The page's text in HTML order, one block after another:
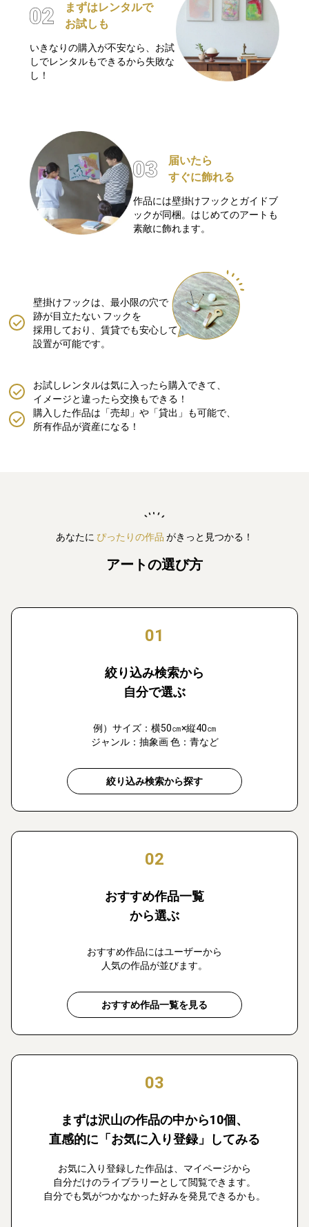
まずはレンタルで
お試しも
いきなりの購入が不安なら、お試
しでレンタルもできるから失敗な
し！
届いたら
すぐに飾れる
作品には壁掛けフックとガイドブ
ックが同梱。はじめてのアートも
素敵に飾れます。
壁掛けフックは、最小限の穴で
跡が目立たない フックを
採用しており、賃貸でも安心して
設置が可能です。
購入した作品は「売却」や「貸出」も可能で、
所有作品が資産になる！
お試しレンタルは気に入ったら購入できて、
イメージと違ったら交換もできる！
あなたに ぴったりの作品 がきっと見つかる！
アートの選び方
01
絞り込み検索から
自分で選ぶ
例）サイズ：横50㎝×縦40㎝
ジャンル：抽象画 色：青など
絞り込み検索から探す
02
おすすめ作品一覧
から選ぶ
おすすめ作品にはユーザーから
人気の作品が並びます。
おすすめ作品一覧を見る
03
まずは沢山の作品の中から10個、
直感的に「お気に入り登録」してみる
お気に入り登録した作品は、マイページから
自分だけのライブラリーとして閲覧できます。
自分でも気がつかなかった好みを発見できるかも。